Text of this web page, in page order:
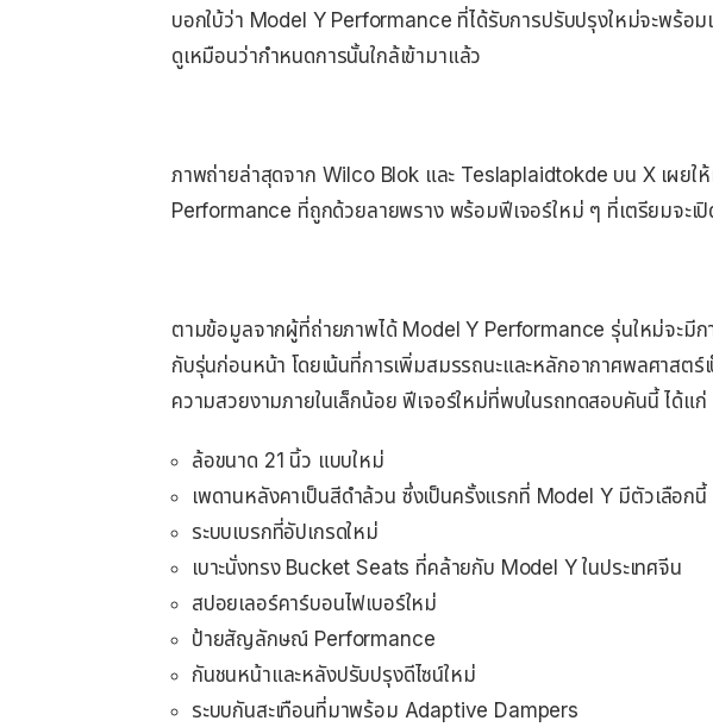
บอกใบ้ว่า Model Y Performance ที่ได้รับการปรับปรุงใหม่จะพร้อ
ดูเหมือนว่ากำหนดการนั้นใกล้เข้ามาแล้ว
ภาพถ่ายล่าสุดจาก Wilco Blok และ Teslaplaidtokde บน X เผยใ
Performance ที่ถูกด้วยลายพราง พร้อมฟีเจอร์ใหม่ ๆ ที่เตรียมจะเปิ
ตามข้อมูลจากผู้ที่ถ่ายภาพได้ Model Y Performance รุ่นใหม่จะมีก
กับรุ่นก่อนหน้า โดยเน้นที่การเพิ่มสมรรถนะและหลักอากาศพลศาสต
ความสวยงามภายในเล็กน้อย ฟีเจอร์ใหม่ที่พบในรถทดสอบคันนี้ ได้แก่
ล้อขนาด 21 นิ้ว แบบใหม่
เพดานหลังคาเป็นสีดำล้วน ซึ่งเป็นครั้งแรกที่ Model Y มีตัวเลือกนี้
ระบบเบรกที่อัปเกรดใหม่
เบาะนั่งทรง Bucket Seats ที่คล้ายกับ Model Y ในประเทศจีน
สปอยเลอร์คาร์บอนไฟเบอร์ใหม่
ป้ายสัญลักษณ์ Performance
กันชนหน้าและหลังปรับปรุงดีไซน์ใหม่
ระบบกันสะเทือนที่มาพร้อม Adaptive Dampers